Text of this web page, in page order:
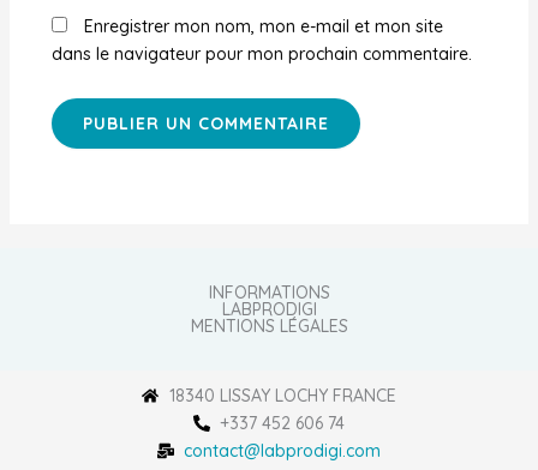
Enregistrer mon nom, mon e-mail et mon site
dans le navigateur pour mon prochain commentaire.
INFORMATIONS
LABPRODIGI
MENTIONS LÉGALES
18340 LISSAY LOCHY FRANCE
+337 452 606 74
contact@labprodigi.com